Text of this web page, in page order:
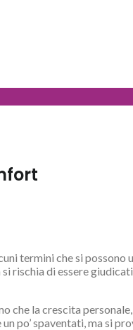
termini che si
rischia di essere
che la crescita
po’ spaventati, ma si